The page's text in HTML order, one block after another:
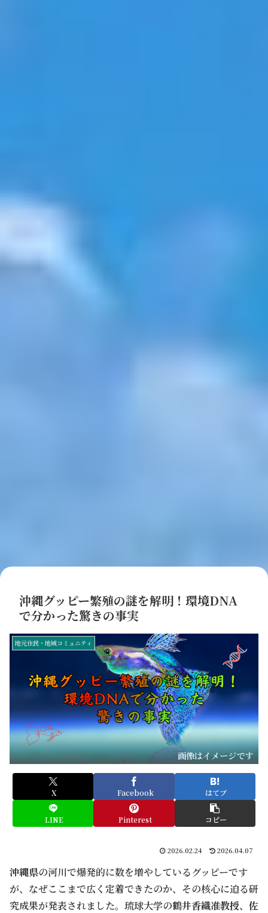
沖縄グッピー繁殖の謎を解明！環境DNA
で分かった驚きの事実
地元住民・地域コミュニティ
画像はイメージです
X Facebook はてブ
LINE Pinterest コピー
2026.02.24 2026.04.07
沖縄県の河川で爆発的に数を増やしているグッピーです
が、なぜここまで広く定着できたのか、その核心に迫る研
究成果が発表されました。琉球大学の鶴井香織准教授、 佐